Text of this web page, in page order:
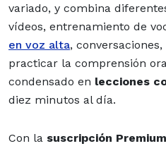
variado, y combina
vídeos, entrenamiento de
en voz alta,
practicar la comprensión
condensado en lecciones
diez minutos al día.
Con la suscripción Premium